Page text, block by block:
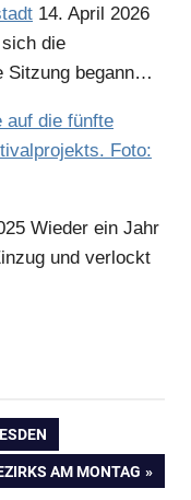
14. April 2026
die
Sitzung begann…
Wieder ein Jahr
und verlockt
AM MONTAG